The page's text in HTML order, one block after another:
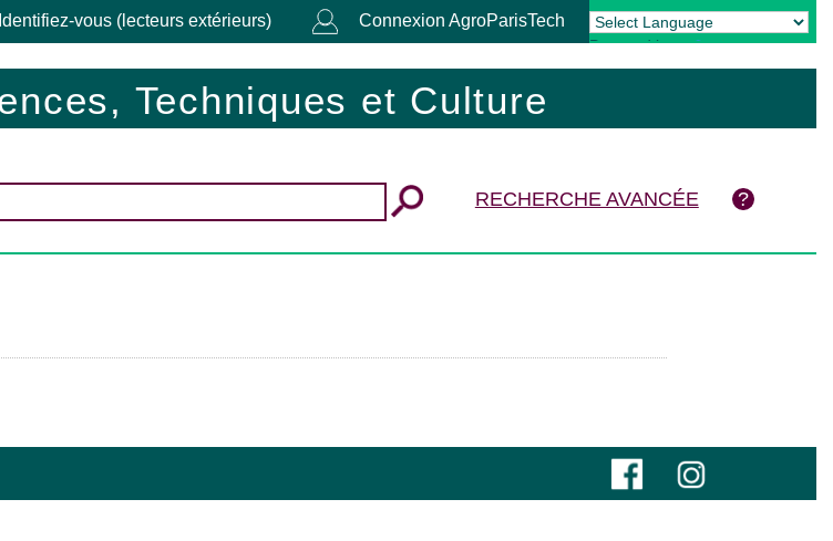
Identifiez-vous (lecteurs extérieurs) Connexion AgroParisTech
Powered by Translate
Techniques et Culture
RECHERCHE AVANCÉE